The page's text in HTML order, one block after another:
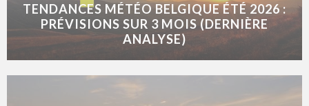
TENDANCES MÉTÉO BELGIQUE ÉTÉ 2026 :
PRÉVISIONS SUR 3 MOIS (DERNIÈRE
ANALYSE)